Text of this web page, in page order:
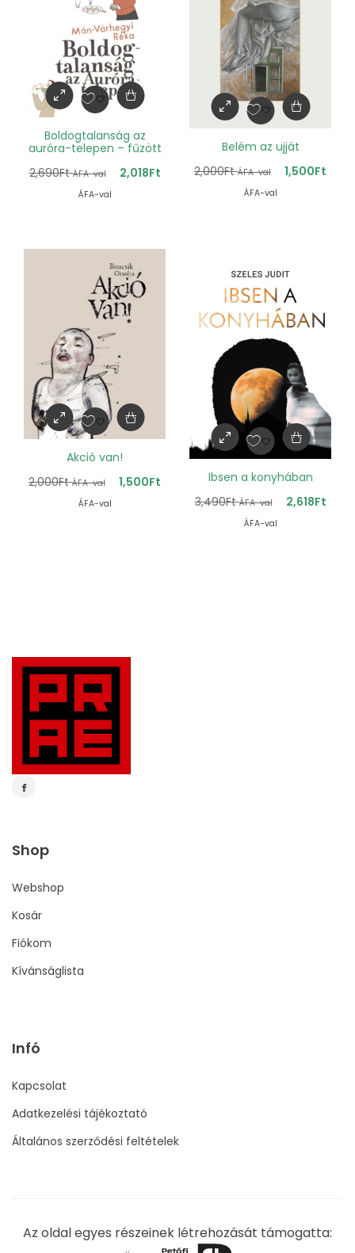
Boldogtalanság az
auróra-telepen – fűzött
2,690Ft ÁFA-val 2,018Ft
ÁFA-val
Belém az ujját
2,000Ft ÁFA-val 1,500Ft
ÁFA-val
Akció van!
2,000Ft ÁFA-val 1,500Ft
ÁFA-val
Ibsen a konyhában
3,490Ft ÁFA-val 2,618Ft
ÁFA-val
Shop
Webshop
Kosár
Fiókom
Kívánságlista
Infó
Kapcsolat
Adatkezelési tájékoztató
Általános szerződési feltételek
Az oldal egyes részeinek létrehozását támogatta: